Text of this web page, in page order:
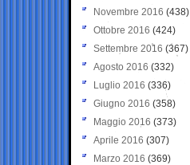
Novembre 2016 (438)
Ottobre 2016 (424)
Settembre 2016 (367)
Agosto 2016 (332)
Luglio 2016 (336)
Giugno 2016 (358)
Maggio 2016 (373)
Aprile 2016 (307)
Marzo 2016 (369)